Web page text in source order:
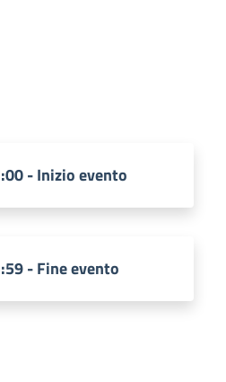
- Inizio evento
- Fine evento